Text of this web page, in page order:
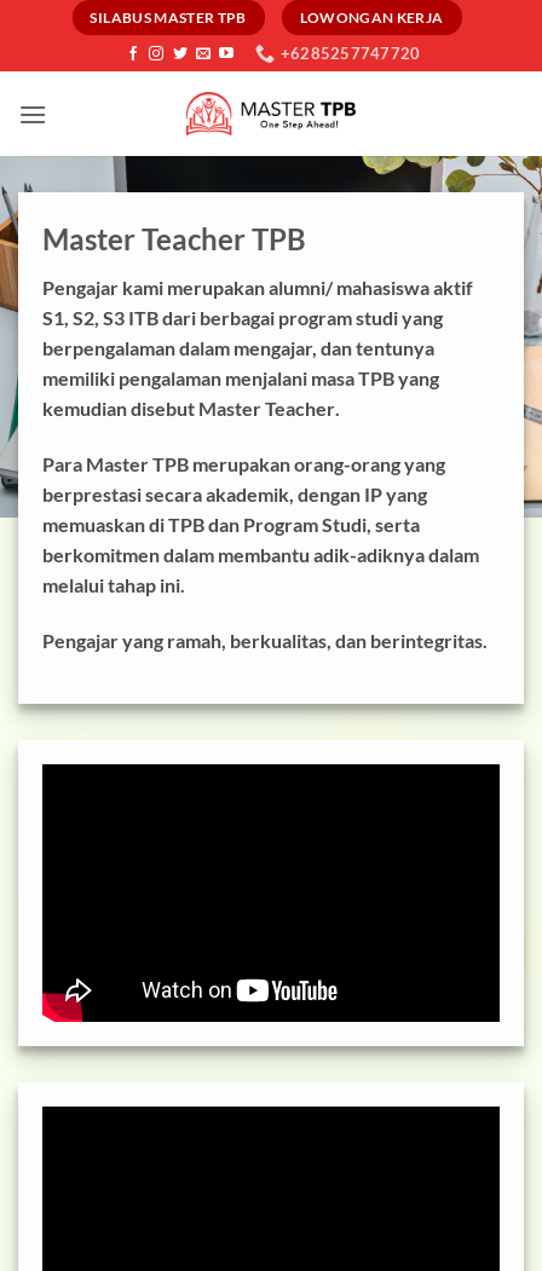
content
SILABUS MASTER TPB LOWONGAN KERJA
+6285257747720
Master Teacher TPB
Pengajar kami merupakan alumni/ mahasiswa aktif
S1, S2, S3 ITB dari berbagai program studi yang
berpengalaman dalam mengajar, dan tentunya
memiliki pengalaman menjalani masa TPB yang
kemudian disebut Master Teacher.
Para Master TPB merupakan orang-orang yang
berprestasisecara akademik, dengan IP yang
memuaskan di TPB dan Program Studi, serta
berkomitmendalam membantu adik-adiknya dalam
melalui tahap ini.
Pengajar yang ramah, berkualitas, dan berintegritas